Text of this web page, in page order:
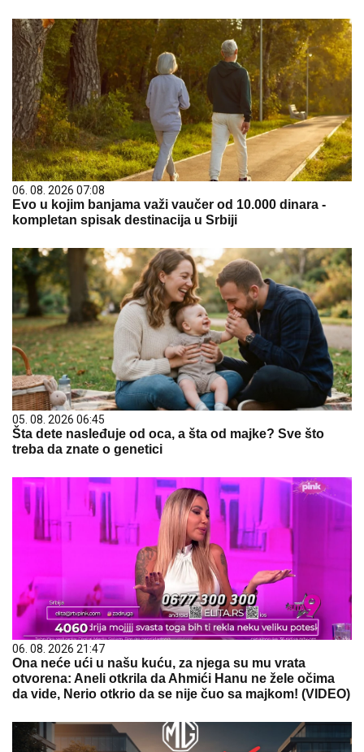
06. 08. 2026 07:08
Evo u kojim banjama važi vaučer od 10.000 dinara -
kompletan spisak destinacija u Srbiji
05. 08. 2026 06:45
Šta dete nasleđuje od oca, a šta od majke? Sve što
treba da znate o genetici
06. 08. 2026 21:47
Ona neće ući u našu kuću, za njega su mu vrata
otvorena: Aneli otkrila da Ahmići Hanu ne žele očima
da vide, Nerio otkrio da se nije čuo sa majkom! (VIDEO)